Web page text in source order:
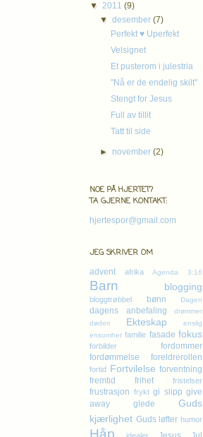
▼ 2011 (9)
▼desember(7)
Perfekt ♥ Uperfekt
Velsignet
Et pusterom i julestria
"Nå er de endelig skilt"
Stengt for Jesus
Full av tillit
Tatt til side
► november(2)
NOE PÅ HJERTET?
TA GJERNE KONTAKT:
hjertespor@gmail.com
JEG SKRIVER OM
advent afrika Agenda 3:16
Barn blogging
bloggtrøbbel bønn Dagen
dagens anbefaling
drømmer
døden
Ekteskap
enslig
ensomhet familie fasade fokus
forbilder
fordommer
fordømmelse
foreldrerollen
fortid Fortvilelse forventning
fremtid
frihet fristelser
frustrasjon frykt gi slipp give
away
glede
Guds
kjærlighet Guds løfter humor
Håp